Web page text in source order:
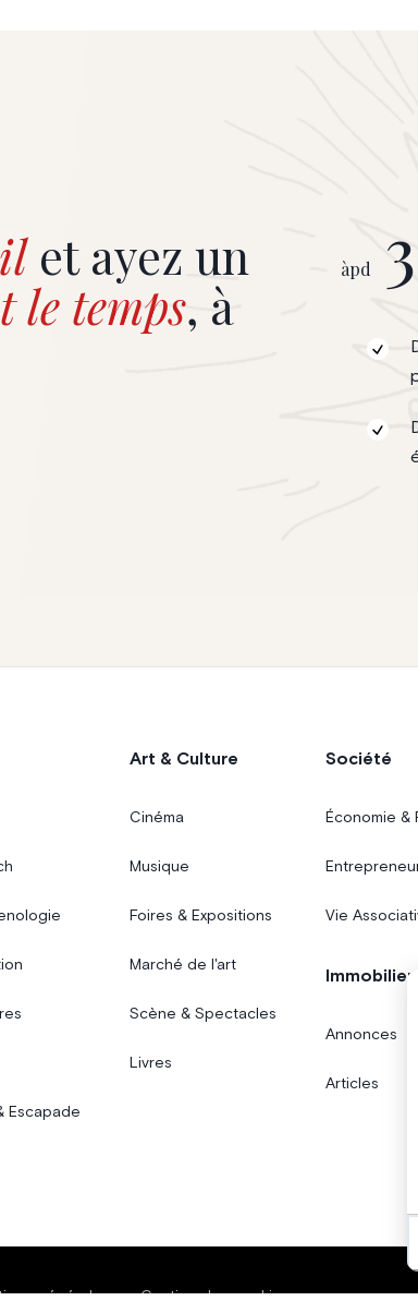
et ayez un
le temps, à
àpd 3
Escapade
Art & Culture
Cinéma
Musique
Foires & Expositions
Marché de l'art
Scène & Spectacles
Livres
Société
Économie &
Vie
Immobilier
Annonces
Articles
générales Gestion des cookies